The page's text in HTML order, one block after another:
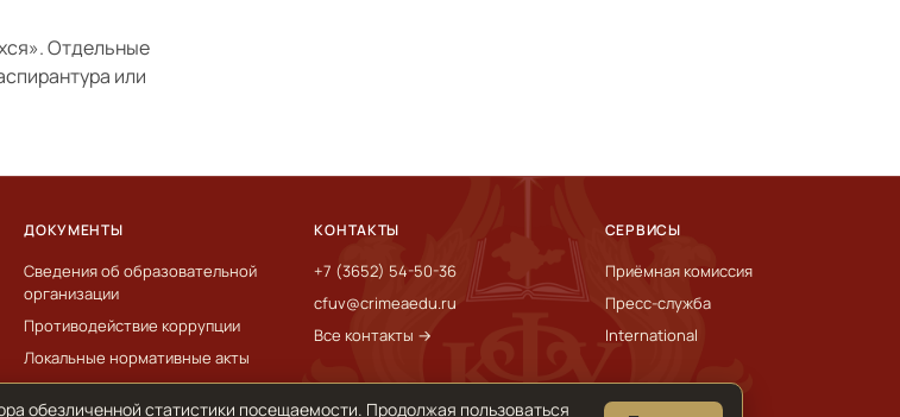
. Отдельные
или
ДОКУМЕНТЫ
Сведения об образовательной
организации
Противодействие коррупции
Локальные нормативные акты
КОНТАКТЫ
+7 (3652) 54-50-36
cfuv@crimeaedu.ru
Все контакты →
СЕРВИСЫ
Приёмная комиссия
Пресс-служба
International
обезличенной статистики посещаемости. Продолжая пользоваться